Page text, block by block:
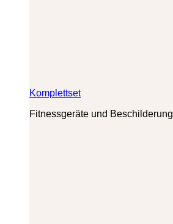
Komplettset
Fitnessgeräte und Beschilderung